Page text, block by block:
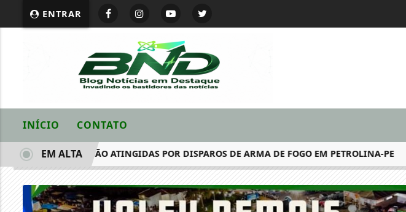
ENTRAR
INÍCIO CONTATO
CRIANÇAS SÃO ATINGIDAS POR DISPAROS DE ARMA DE FOGO EM PETROLINA-PE
EM ALTA